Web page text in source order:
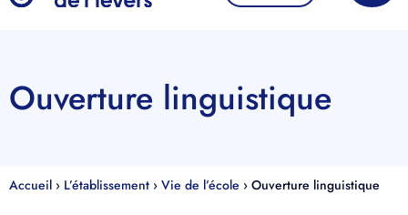
Ouverture linguistique
Accueil › L’établissement › Vie de l’école › Ouverture linguistique